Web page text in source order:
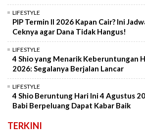
LIFESTYLE
PIP Termin II 2026 Kapan Cair? Ini
Ceknya agar Dana Tidak Hangus!
LIFESTYLE
4 Shio yang Menarik Keberuntungan
2026: Segalanya Berjalan Lancar
LIFESTYLE
4 Shio Beruntung Hari Ini 4 Agustus
Babi Berpeluang Dapat Kabar Baik
TERKINI